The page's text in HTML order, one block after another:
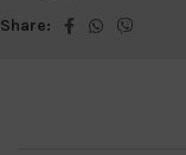
Share: